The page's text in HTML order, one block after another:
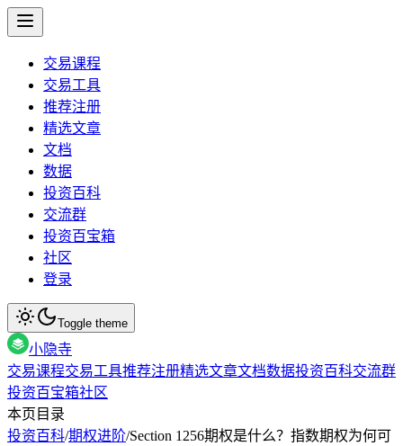
交易课程
交易工具
推荐注册
精选文章
文档
数据
投资百科
交流群
投资百宝箱
社区
登录
Toggle theme
小隐寺
交易课程交易工具推荐注册精选文章文档数据投资百科交流群
投资百宝箱社区
本页目录
投资百科/期权进阶/Section 1256期权是什么？指数期权为何可